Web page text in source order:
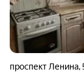
проспект Ленина,